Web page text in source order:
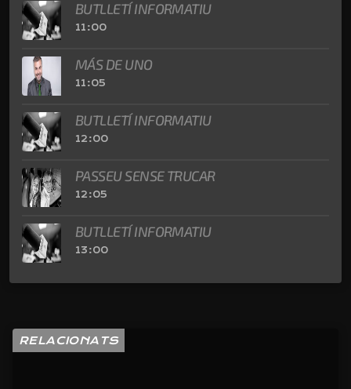
BUTLLETÍ INFORMATIU
11:00
MÁS DE UNO
11:05
BUTLLETÍ INFORMATIU
12:00
PASSEU SENSE TRUCAR
12:05
BUTLLETÍ INFORMATIU
13:00
RELACIONATS